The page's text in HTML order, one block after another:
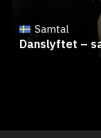
Samtal
Danslyftet –